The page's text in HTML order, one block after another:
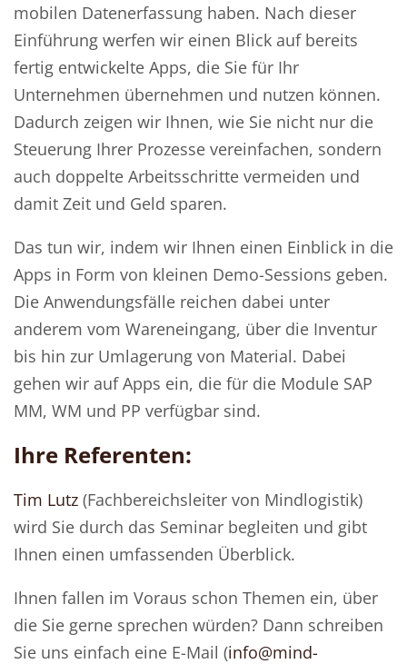
mobilen Datenerfassung haben. Nach dieser
Einführung werfen wir einen Blick auf bereits
fertig entwickelte Apps, die Sie für Ihr
Unternehmen übernehmen und nutzen können.
Dadurch zeigen wir Ihnen, wie Sie nicht nur die
Steuerung Ihrer Prozesse vereinfachen, sondern
auch doppelte Arbeitsschritte vermeiden und
damit Zeit und Geld sparen.
Das tun wir, indem wir Ihnen einen Einblick in die
Apps in Form von kleinen Demo-Sessions geben.
Die Anwendungsfälle reichen dabei unter
anderem vom Wareneingang, über die Inventur
bis hin zur Umlagerung von Material. Dabei
gehen wir auf Apps ein, die für die Module SAP
MM, WM und PP verfügbar sind.
Ihre Referenten:
Tim Lutz (Fachbereichsleiter von Mindlogistik)
wird Sie durch das Seminar begleiten und gibt
Ihnen einen umfassenden Überblick.
Ihnen fallen im Voraus schon Themen ein, über
die Sie gerne sprechen würden? Dann schreiben
Sie uns einfach eine E-Mail (info@mind-